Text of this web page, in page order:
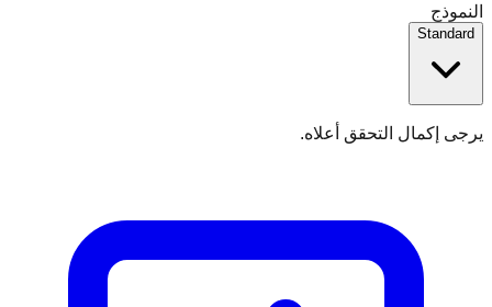
النموذج
Standard
يرجى إكمال التحقق أعلاه.